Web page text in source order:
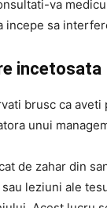
va
incepe sa
incetosata
brusc ca
unui
de zahar din
leziuni ale